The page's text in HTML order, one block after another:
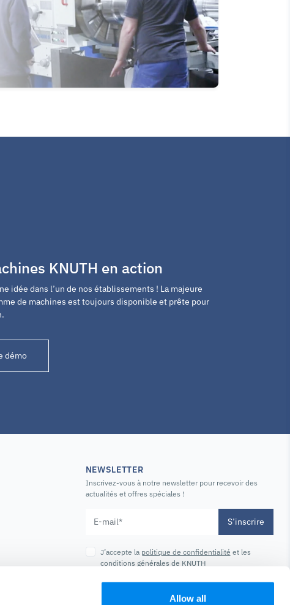
Allow all
KNUTH en action
idée dans l’un de nos établissements ! La majeure
de machines est toujours disponible et prête pour
démo
NEWSLETTER
Inscrivez-vous à notre newsletter pour recevoir des
actualités et offres spéciales !
S’inscrire
J’accepte la politique de confidentialité et les
conditions générales de KNUTH